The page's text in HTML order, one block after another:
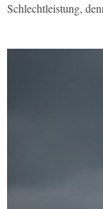
Schlechtleistung,